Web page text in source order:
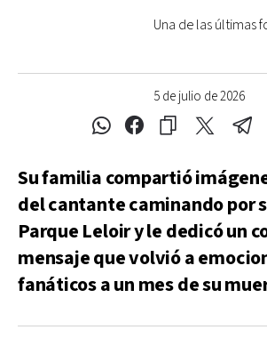
5 de julio de 2026
Una de las últimas
Su familia compartió
del cantante caminando por
Parque Leloir y le dedicó un
mensaje que volvió a
fanáticos a un mes de su